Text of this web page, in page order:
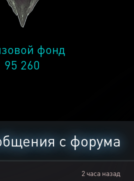
фонд
95 260
с форума
2 часа назад